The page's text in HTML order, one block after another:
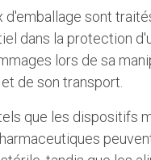
d'emballage sont
dans la protection
lors de sa
de son transport.
que les dispositifs